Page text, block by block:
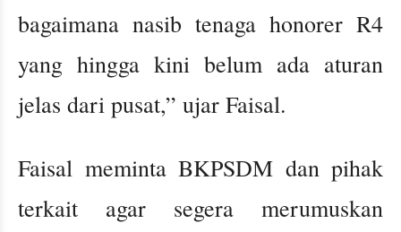
bagaimana nasib tenaga honorer R4
yang hingga kini belum ada aturan
jelas dari pusat,” ujar Faisal.
Faisal meminta BKPSDM dan pihak
terkait agar segera merumuskan